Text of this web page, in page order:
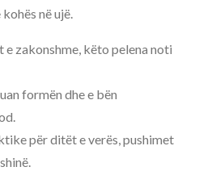
në ujë.
e zakonshme, këto pelena noti
formën dhe e bën
për ditët e verës, pushimet